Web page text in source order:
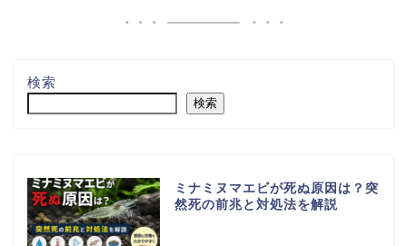
検索
検索
ミナミヌマエビが死ぬ原因は？突
然死の前兆と対処法を解説